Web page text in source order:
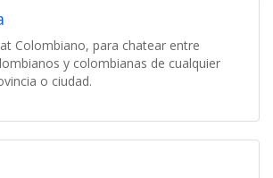
Colombiano, para chatear entre
y colombianas de cualquier
o ciudad.